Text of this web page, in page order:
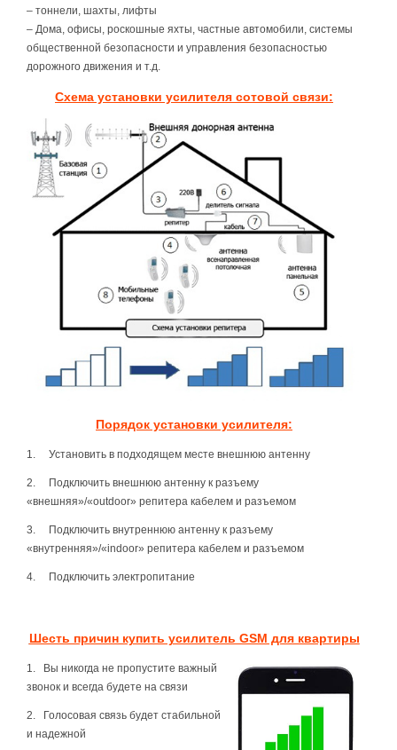
– тоннели, шахты, лифты
– Дома, офисы, роскошные яхты, частные автомобили, системы
общественной безопасности и управления безопасностью
дорожного движения и т.д.
Схема установки усилителя сотовой связи:
Порядок установки усилителя:
1. Установить в подходящем месте внешнюю антенну
2. Подключить внешнюю антенну к разъему
«внешняя»/«outdoor» репитера кабелем и разъемом
3. Подключить внутреннюю антенну к разъему
«внутренняя»/«indoor» репитера кабелем и разъемом
4. Подключить электропитание
Шесть причин купить усилитель GSM для квартиры
1. Вы никогда не пропустите важный
звонок и всегда будете на связи
2.
Голосовая связь будет стабильной
и надежной